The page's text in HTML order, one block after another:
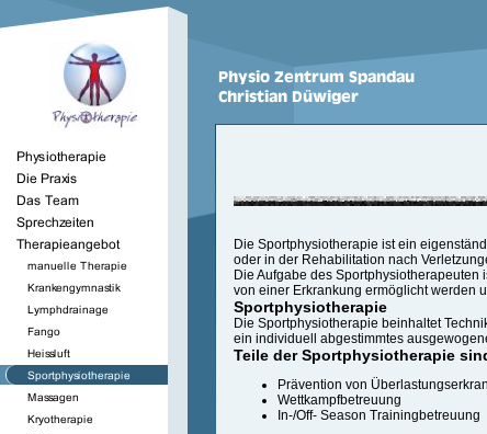
Die Sportphysiotherapie ist ein
oder in der Rehabilitation nach
Die Aufgabe des
von einer Erkrankung ermöglicht werden
Sportphysiotherapie
Die Sportphysiotherapie beinhaltet
ein individuell abgestimmtes
Teile der Sportphysiotherapie
Prävention von
Wettkampfbetreuung
In-/Off- Season Trainingbetreuung